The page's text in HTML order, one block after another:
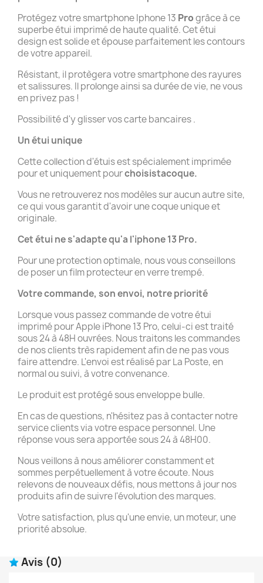
Protégez votre smartphone Iphone 13 Progrâce à ce
superbe étui imprimé de haute qualité. Cet étui
design est solide et épouse parfaitement les contours
de votre appareil.
Résistant, il protègera votre smartphone des rayures
et salissures. Il prolonge ainsi sa durée de vie, ne vous
en privez pas !
Possibilité d'y glisser vos carte bancaires .
Un étui unique
Cette collection d'étuis est spécialement imprimée
pour et uniquement pourchoisistacoque.
Vous ne retrouverez nos modèles sur aucun autre site,
ce qui vous garantit d'avoir une coque unique et
originale.
Cet étui ne s'adapte qu'a l'iphone 13 Pro.
Pour une protection optimale, nous vous conseillons
de poser un film protecteur en verre trempé.
Votre commande, son envoi, notre priorité
Lorsque vous passez commande de votre étui
imprimé pour Apple iPhone 13 Pro, celui-ci est traité
sous 24 à 48H ouvrées. Nous traitons les commandes
de nos clients très rapidement afin de ne pas vous
faire attendre. L'envoi est réalisé par La Poste, en
normal ou suivi, à votre convenance.
Le produit est protégé sous enveloppe bulle.
En cas de questions, n'hésitez pas à contacter notre
service clients via votre espace personnel. Une
réponse vous sera apportée sous 24 à 48H00.
Nous veillons à nous améliorer constamment et
sommes perpétuellement à votre écoute. Nous
relevons de nouveaux défis, nous mettons à jour nos
produits afin de suivre l'évolution des marques.
Votre satisfaction, plus qu'une envie, un moteur, une
priorité absolue.
Avis (0)